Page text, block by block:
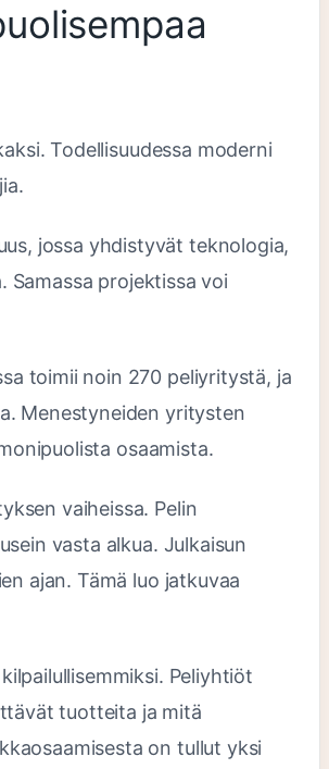
Todellisuudessa moderni
jossa yhdistyvät teknologia,
projektissa voi
toimii noin 270 peliyritystä, ja
Menestyneiden yritysten
osaamista.
vaiheissa. Pelin
vasta alkua. Julkaisun
ajan. Tämä luo jatkuvaa
Peliyhtiöt
tuotteita ja mitä
on tullut yksi